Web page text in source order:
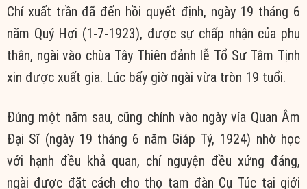
Chí xuất trần đã đến hồi quyết định, ngày 19 tháng 6
năm Quý Hợi (1-7-1923), được sự chấp nhận của phụ
thân, ngài vào chùa Tây Thiên đảnh lễ Tổ Sư Tâm Tịnh
xin được xuất gia. Lúc bấy giờ ngài vừa tròn 19 tuổi.
Đúng một năm sau, cũng chính vào ngày vía Quan Âm
Đại Sĩ (ngày 19 tháng 6 năm Giáp Tý, 1924) nhờ học
với hạnh đều khả quan, chí nguyện đều xứng đáng,
ngài được đặt cách cho thọ tam đàn Cụ Túc tại giới